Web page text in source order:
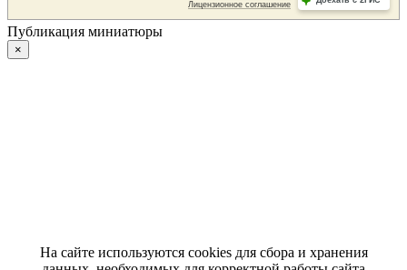
Публикация миниатюры
×
На сайте используются cookies для сбора и хранения